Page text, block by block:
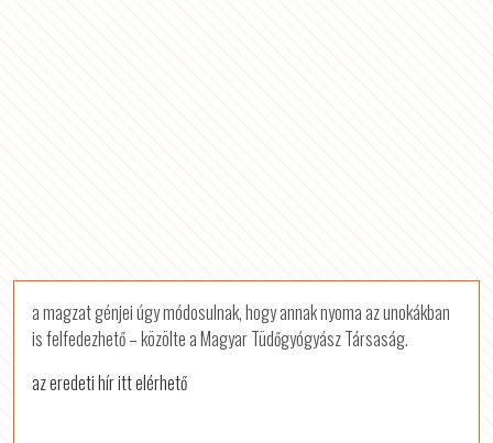
a magzat génjei úgy módosulnak, hogy annak nyoma az unokákban
is felfedezhető – közölte a Magyar Tüdőgyógyász Társaság.
az eredeti hír itt elérhető